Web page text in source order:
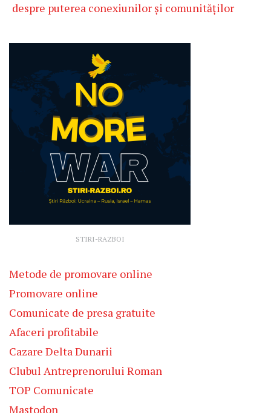
despre puterea conexiunilor și comunităților
STIRI-RAZBOI
Metode de promovare online
Promovare online
Comunicate de presa gratuite
Afaceri profitabile
Cazare Delta Dunarii
Clubul Antreprenorului Roman
TOP Comunicate
Mastodon